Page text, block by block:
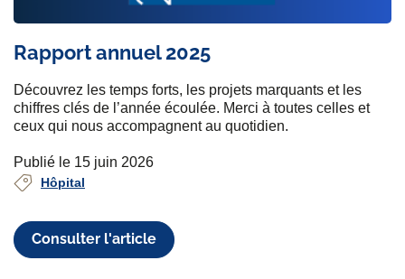
Rapport annuel 2025
Découvrez les temps forts, les projets marquants et les
chiffres clés de l’année écoulée. Merci à toutes celles et
ceux qui nous accompagnent au quotidien.
Publié le 15 juin 2026
Hôpital
Consulter l'article